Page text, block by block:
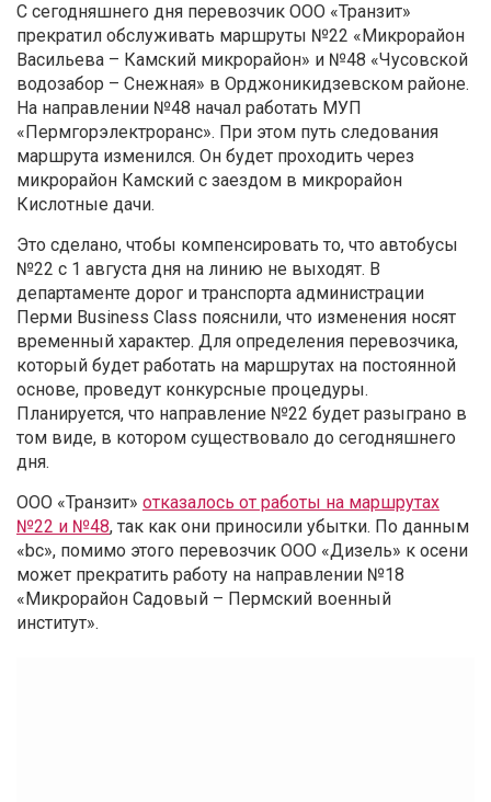
С сегодняшнего дня перевозчик ООО «Транзит»
прекратил обслуживать маршруты №22 «Микрорайон
Васильева – Камский микрорайон» и №48 «Чусовской
водозабор – Снежная» в Орджоникидзевском районе.
На направлении №48 начал работать МУП
«Пермгорэлектроранс». При этом путь следования
маршрута изменился. Он будет проходить через
микрорайон Камский с заездом в микрорайон
Кислотные дачи.
Это сделано, чтобы компенсировать то, что автобусы
№22 с 1 августа дня на линию не выходят. В
департаменте дорог и транспорта администрации
Перми Business Class пояснили, что изменения носят
временный характер. Для определения перевозчика,
который будет работать на маршрутах на постоянной
основе, проведут конкурсные процедуры.
Планируется, что направление №22 будет разыграно в
том виде, в котором существовало до сегодняшнего
дня.
ООО «Транзит» отказалось от работы на маршрутах
№22 и №48, так как они приносили убытки. По данным
«bc», помимо этого перевозчик ООО «Дизель» к осени
может прекратить работу на направлении №18
«Микрорайон Садовый – Пермский военный
институт».